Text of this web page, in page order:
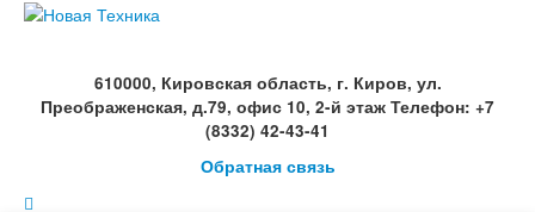
610000, Кировская область, г. Киров, ул.
Преображенская, д.79, офис 10, 2-й этаж Телефон: +7
(8332) 42-43-41
Обратная связь